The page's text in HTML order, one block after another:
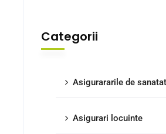
Categorii
Asigurararile de
Asigurari locuinte